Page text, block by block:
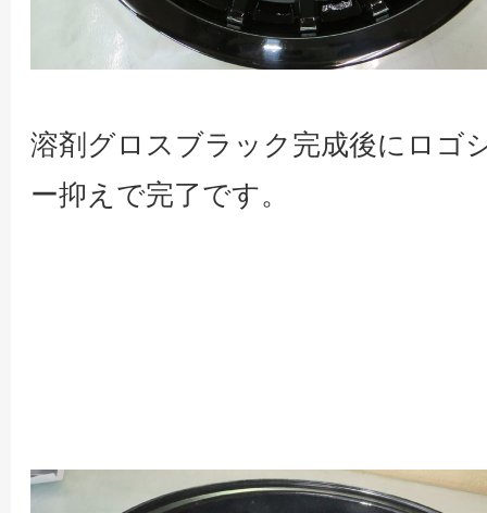
溶剤グロスブラック完成後にロゴ
ー抑えで完了です。